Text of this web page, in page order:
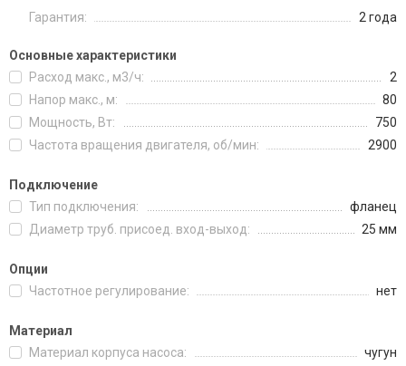
Гарантия: 2 года
Основные характеристики
Расход макс., м3/ч:
2
Напор макс., м:
80
Мощность, Вт:
750
Частота вращения двигателя, об/мин:
2900
Подключение
Тип подключения:
фланец
Диаметр труб. присоед. вход-выход:
25 мм
Опции
Частотное регулирование:
нет
Материал
Материал корпуса насоса:
чугун